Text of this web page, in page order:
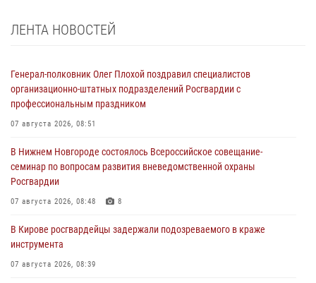
ЛЕНТА НОВОСТЕЙ
Генерал-полковник Олег Плохой поздравил специалистов
организационно-штатных подразделений Росгвардии с
профессиональным праздником
07 августа 2026, 08:51
В Нижнем Новгороде состоялось Всероссийское совещание-
семинар по вопросам развития вневедомственной охраны
Росгвардии
07 августа 2026, 08:48 8
В Кирове росгвардейцы задержали подозреваемого в краже
инструмента
07 августа 2026, 08:39